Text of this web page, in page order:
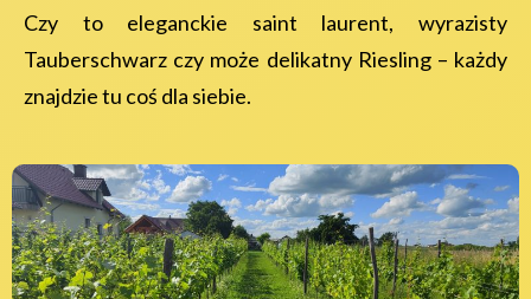
Czy to eleganckie saint laurent, wyrazisty
Tauberschwarz czy może delikatny Riesling – każdy
znajdzie tu coś dla siebie.